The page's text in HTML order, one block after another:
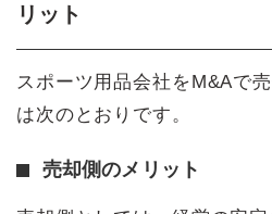
リット
スポーツ用品会社をM&Aで
は次のとおりです。
売却側のメリット